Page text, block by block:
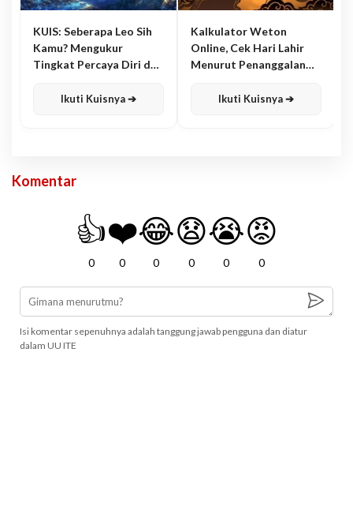
KUIS: Seberapa Leo Sih
Kamu? Mengukur
Tingkat Percaya Diri dan
Ikuti Kuisnya ➔
Kalkulator Weton
Online, Cek Hari Lahir
Menurut Penanggalan
Ikuti Kuisnya ➔
Komentar
👍
0
❤️
0
😂
0
😧
0
😭
0
😡
0
Isi komentar sepenuhnya adalah tanggung jawab pengguna dan diatur
dalam UU ITE